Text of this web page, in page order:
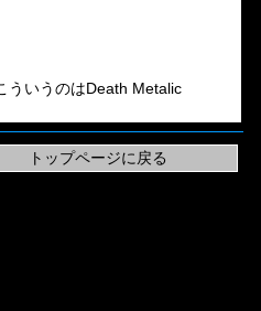
ういうのはDeath Metalic